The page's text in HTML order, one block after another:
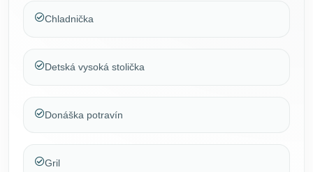
Chladnička
Detská vysoká stolička
Donáška potravín
Gril